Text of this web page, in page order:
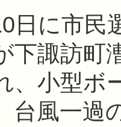
日に市民
下諏訪町
、小型ボ
台風一過